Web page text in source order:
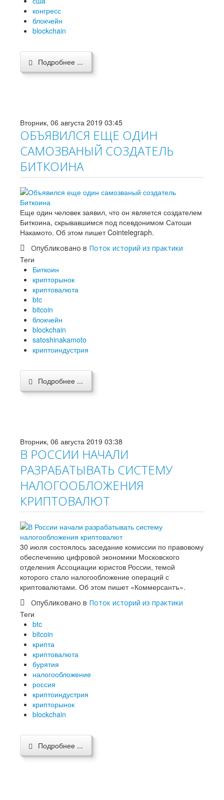
конгресс
блокчейн
blockchain
Подробнее ...
Вторник, 06 августа 2019 03:45
ОБЪЯВИЛСЯ ЕЩЕ ОДИН
САМОЗВАНЫЙ СОЗДАТЕЛЬ
БИТКОИНА
Еще один человек заявил, что он является создателем
Биткоина, скрывавшимся под псевдонимом Сатоши
Накамото. Об этом пишет Cointelegraph.
Опубликовано в Поток историй из практики
Теги
Биткоин
крипторынок
криптовалюта
btc
bitcoin
блокчейн
blockchain
satoshinakamoto
криптоиндустрия
Подробнее ...
Вторник, 06 августа 2019 03:38
В РОССИИ НАЧАЛИ
РАЗРАБАТЫВАТЬ СИСТЕМУ
НАЛОГООБЛОЖЕНИЯ
КРИПТОВАЛЮТ
30 июля состоялось заседание комиссии по правовому
обеспечению цифровой экономики Московского
отделения Ассоциации юристов России, темой
которого стало налогообложение операций с
криптовалютами. Об этом пишет «Коммерсантъ».
Опубликовано в Поток историй из практики
Теги
btc
bitcoin
крипта
криптовалюта
бурятия
налогообложение
россия
криптоиндустрия
крипторынок
blockchain
Подробнее ...